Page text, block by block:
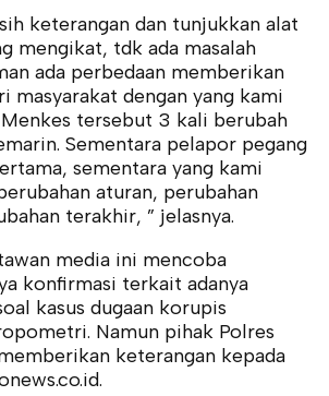
keterangan dan tunjukkan alat
mengikat, tdk ada masalah
ada perbedaan memberikan
masyarakat dengan yang kami
tersebut 3 kali berubah
Sementara pelapor pegang
sementara yang kami
aturan, perubahan
terakhir, ” jelasnya.
media ini mencoba
konfirmasi terkait adanya
kasus dugaan korupis
Namun pihak Polres
keterangan kepada